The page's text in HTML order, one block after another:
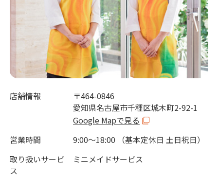
店舗情報
〒464-0846
愛知県名古屋市千種区城木町2-92-1
Google Mapで見る
営業時間
9:00～18:00 （基本定休日 土日祝日）
取り扱いサービ
ス
ミニメイドサービス